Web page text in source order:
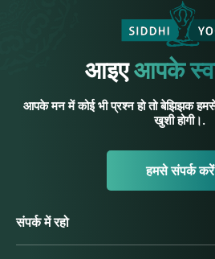
आइएआपके
आपके मन में कोई भी प्रश्न हो तो बेझिझक
खुशी होगी।.
हमसे संपर्क करें
संपर्क में रहो